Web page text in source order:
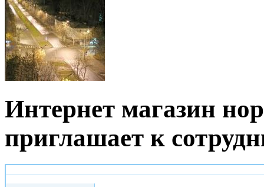
Интернет магазин
приглашает к